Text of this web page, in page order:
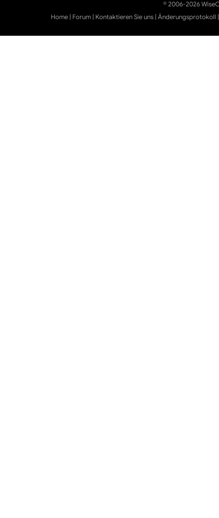
© 2006-2026
Home | Forum | Kontaktieren Sie uns |Änderungsprotokoll